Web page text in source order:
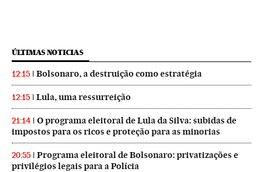
ÚLTIMAS NOTICIAS
12:15 Bolsonaro, a destruição como estratégia
12:15 Lula, uma ressurreição
21:14
O programa eleitoral de Lula da Silva: subidas de
impostos para os ricos e proteção para as minorias
20:55
Programa eleitoral de Bolsonaro: privatizações e
privilégios legais para a Polícia